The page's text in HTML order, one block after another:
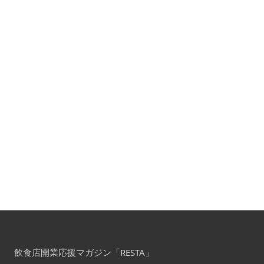
飲食店開業応援マガジン「RESTA」